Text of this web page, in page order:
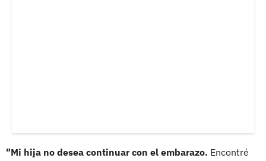
"Mi hija no desea continuar con el embarazo. Encontré